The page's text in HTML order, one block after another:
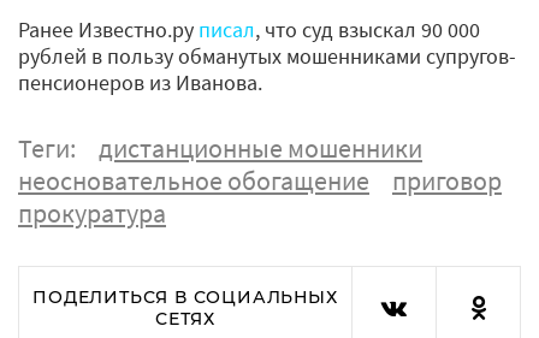
Ранее Известно.ру писал, что суд взыскал 90 000
рублей в пользу обманутых мошенниками супругов-
пенсионеров из Иванова.
Теги:
дистанционные мошенники
неосновательное обогащение
приговор
прокуратура
ПОДЕЛИТЬСЯ В СОЦИАЛЬНЫХ
СЕТЯХ